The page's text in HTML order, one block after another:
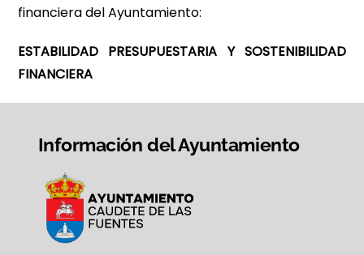
financiera del Ayuntamiento:
ESTABILIDAD PRESUPUESTARIA Y SOSTENIBILIDAD
FINANCIERA
Información del Ayuntamiento